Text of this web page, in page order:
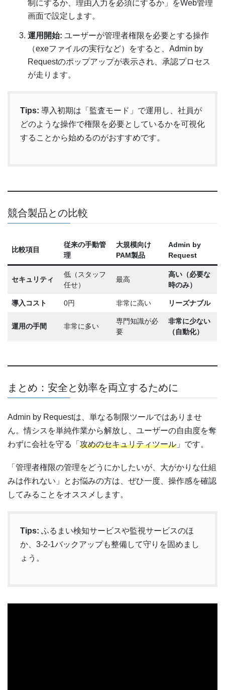
制にするか、理由入力を必須にするか」をWeb管理
画面で設定します。
運用開始: ユーザーが管理者権限を必要とする操作
（exeファイルの実行など）をすると、Admin by
Requestのポップアップが表示され、承認プロセス
が走ります。
Tips: 導入初期は「監査モード」で運用し、社員が
どのような操作で権限を必要としているかを可視化
することから始めるのがおすすめです。
競合製品との比較
比較項目
従来の手動管
理
大規模向け
PAM製品
Admin by
Request
セキュリティ
低（スタッフ
任せ）
最高
高い（必要な
時のみ）
導入コスト 0円 非常に高い リーズナブル
運用の手間 非常に多い
専門知識が必
要
非常に少ない
（自動化）
まとめ：安全と効率を両立するために
Admin by Requestは、単なる制限ツールではありませ
ん。情シスを単純作業から解放し、ユーザーの自由度を奪
わずに会社を守る「 攻めのセキュリティツール 」です。
「管理者権限の管理をどうにかしたいが、大がかりな仕組
みは作れない」とお悩みの方は、ぜひ一度、操作感を確認
してみることをオススメします。
Tips: ふるまい検知サービスや監視サービスのほ
か、3-2-1バックアップも整備して守りを固めまし
ょう。